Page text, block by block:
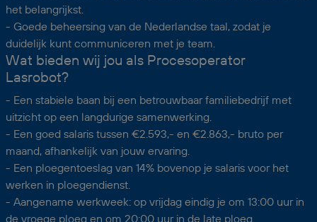
het belangrijkst.
- Goede beheersing van de Nederlandse taal, zodat je
duidelijk kunt communiceren met je team.
Wat bieden wij jou als Procesoperator
Lasrobot?
- Een stabiele baan bij een betrouwbaar familiebedrijf met
uitzicht op een langdurige samenwerking.
- Een goed salaris tussen €2.593,- en €2.863,- bruto per
maand, afhankelijk van jouw ervaring.
- Een ploegentoeslag van 14% bovenop je salaris voor het
werken in ploegendienst.
- Aangename werkweek: op vrijdag eindig je om 13:00 uur in
de vroege ploeg en om 20:00 uur in de late ploeg.